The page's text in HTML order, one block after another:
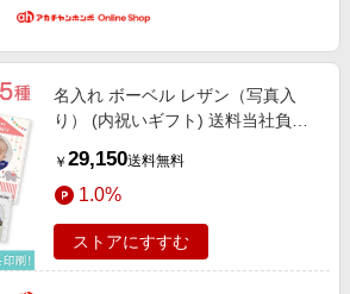
名入れ ボーベル レザン（写真入
り） (内祝いギフト) 送料当社負担
返しギフト 名入れギフト・顔写真
＋名入れギフト
￥ 29,150送料無料
1.0%
ストアにすすむ